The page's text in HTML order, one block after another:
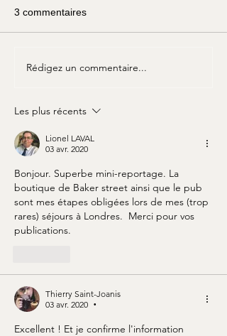
Défi lecture 26 : "Le
3 commentaires
Rédigez un commentaire...
Les plus récents
Lionel LAVAL
03 avr. 2020
Bonjour. Superbe mini-reportage. La
boutique de Baker street ainsi que le pub
sont mes étapes obligées lors de mes (trop
rares) séjours à Londres.  Merci pour vos
publications.
Thierry Saint-Joanis
03 avr. 2020
•
Excellent ! Et je confirme l'information